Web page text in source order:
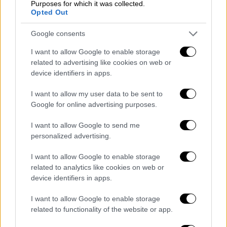
Purposes for which it was collected.
Opted Out
Google consents
I want to allow Google to enable storage
related to advertising like cookies on web or
device identifiers in apps.
I want to allow my user data to be sent to
Google for online advertising purposes.
I want to allow Google to send me
personalized advertising.
I want to allow Google to enable storage
related to analytics like cookies on web or
device identifiers in apps.
I want to allow Google to enable storage
related to functionality of the website or app.
τροπολογία στη Βουλήπριν από μερικές
ημέρες. Το ΠΑΣΟΚ τη στήριξε. Όμως, η
κυβέρνηση αντί να ζητήσει συγγνώμη για την
καθυστέρηση έξι ολόκληρων ετών, έφτιαξε
έναν μηχανισμό προπαγάνδας με fake news,
ότι αυτό που ζητούσαμε, όταν το έφεραν στη
Βουλή, δεν το στηρίξαμε. Και μάλιστα, αυτή η
προπαγάνδα εκπορεύτηκε ακόμη και από